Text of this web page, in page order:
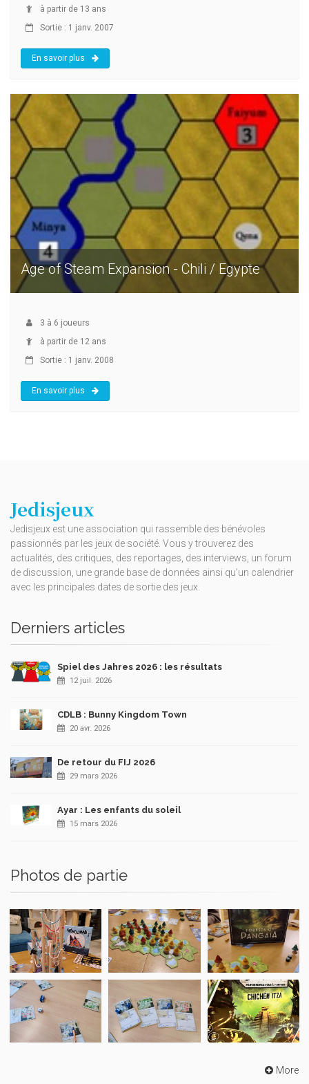
à partir de 13 ans
Sortie : 1 janv. 2007
En savoir plus
Age of Steam Expansion - Chili / Egypte
3 à 6 joueurs
à partir de 12 ans
Sortie : 1 janv. 2008
En savoir plus
Jedisjeux
Jedisjeux est une association qui rassemble des bénévoles
passionnés par les jeux de société. Vous y trouverez des
actualités, des critiques, des reportages, des interviews, un forum
de discussion, une grande base de données ainsi qu’un calendrier
avec les principales dates de sortie des jeux.
Derniers articles
Spiel des Jahres 2026 : les résultats
12 juil. 2026
CDLB : Bunny Kingdom Town
20 avr. 2026
De retour du FIJ 2026
29 mars 2026
Ayar : Les enfants du soleil
15 mars 2026
Photos de partie
More